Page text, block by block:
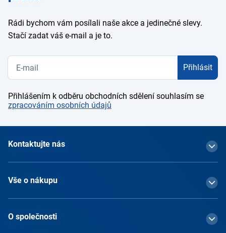
Rádi bychom vám posílali naše akce a jedinečné slevy.
Stačí zadat váš e-mail a je to.
Přihlásit
Přihlášením k odběru obchodních sdělení souhlasím se
zpracováním osobních údajů
Kontaktujte nás
Vše o nákupu
O společnosti